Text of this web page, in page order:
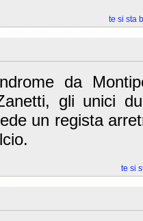
te si sta
da
gli unici
un regista
te si